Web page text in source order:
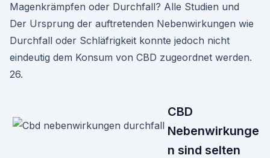
Magenkrämpfen oder Durchfall? Alle Studien und
Der Ursprung der auftretenden Nebenwirkungen wie
Durchfall oder Schläfrigkeit konnte jedoch nicht
eindeutig dem Konsum von CBD zugeordnet werden.
26.
CBD
Nebenwirkunge
n sind selten